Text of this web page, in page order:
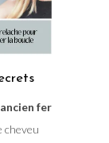
fer
cheveu